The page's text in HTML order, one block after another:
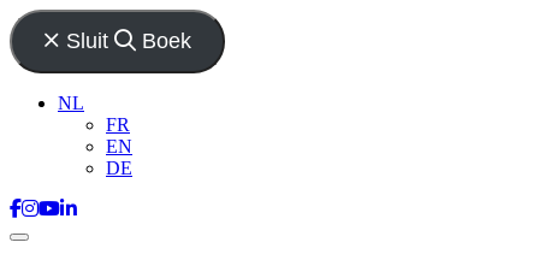
Sluit Boek
NL
FR
EN
DE